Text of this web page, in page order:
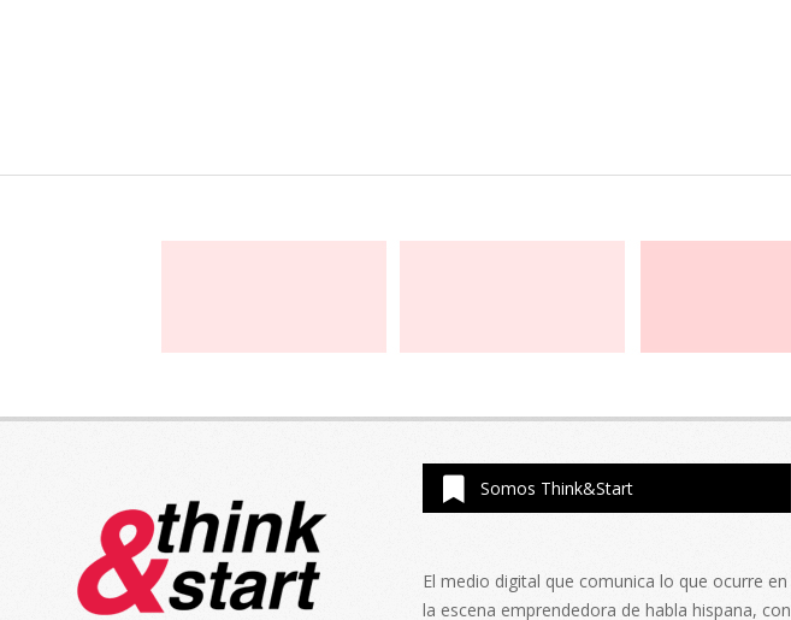
Somos Think&Start
El medio digital que comunica lo que ocurre en
la escena emprendedora de habla hispana, con